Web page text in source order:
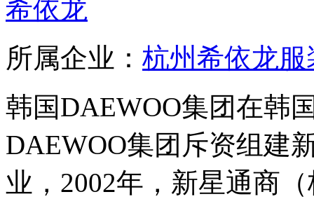
希依龙
所属企业： 杭州希依龙
韩国DAEWOO集团在韩
DAEWOO集团斥资组建
业，2002年，新星通商